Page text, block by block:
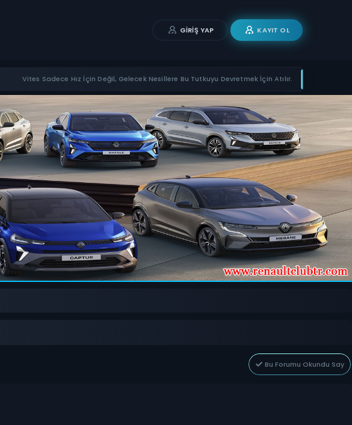
GIRIŞ YAP KAYIT OL
Vites Sadece Hız İçin Değil, Gelecek Nesillere Bu Tutkuyu Devretmek İçin Atılır.
Bu Forumu Okundu Say